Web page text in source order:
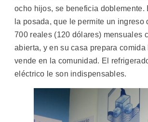
ocho hijos, se beneficia doblemente.
la posada, que le permite un ingreso
700 reales (120 dólares) mensuales
abierta, y en su casa prepara comida
vende en la comunidad. El
eléctrico le son indispensables.